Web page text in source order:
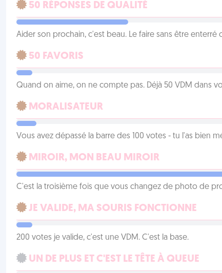
50 RÉPONSES DE QUALITÉ
Aider son prochain, c'est beau. Le faire sans être
50 FAVORIS
Quand on aime, on ne compte pas. Déjà 50 VDM dans
MORALISATEUR
Vous avez dépassé la barre des 100 votes - tu l'as bien
MIROIR, MON BEAU MIROIR
C'est la troisième fois que vous changez de photo de
JE VALIDE, MA SOURIS FONCTIONNE
200 votes je valide, c'est une VDM. C'est la base.
UN DE PLUS ET C'EST LE TÊTE À QUEUE